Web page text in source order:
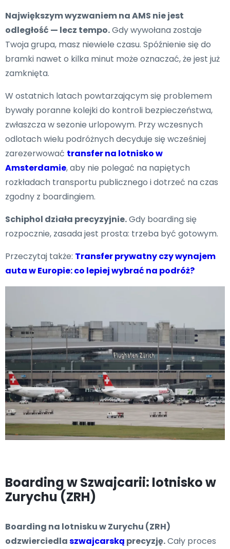
Największym wyzwaniem na AMS nie jest
odległość — lecz tempo.Gdy wywołana zostaje
Twoja grupa, masz niewiele czasu. Spóźnienie się do
bramki nawet o kilka minut może oznaczać, że jest już
zamknięta.
W ostatnich latach powtarzającym się problemem
bywały poranne kolejki do kontroli bezpieczeństwa,
zwłaszcza w sezonie urlopowym. Przy wczesnych
odlotach wielu podróżnych decyduje się wcześniej
zarezerwować transfer na lotnisko w
Amsterdamie, aby nie polegać na napiętych
rozkładach transportu publicznego i dotrzeć na czas
zgodny z boardingiem.
Schiphol działa precyzyjnie.Gdy boarding się
rozpocznie, zasada jest prosta: trzeba być gotowym.
Przeczytaj także: Transfer prywatny czy wynajem
auta w Europie: co lepiej wybrać na podróż?
Boarding w Szwajcarii: lotnisko w
Zurychu (ZRH)
Boarding na lotnisku w Zurychu (ZRH)
odzwierciedlaszwajcarską precyzję.Cały proces